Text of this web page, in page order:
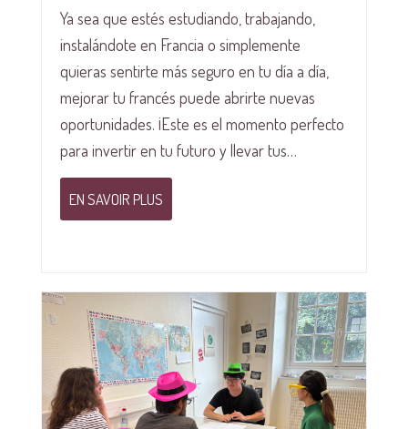
Ya sea que estés estudiando, trabajando,
instalándote en Francia o simplemente
quieras sentirte más seguro en tu día a día,
mejorar tu francés puede abrirte nuevas
oportunidades. ¡Este es el momento perfecto
para invertir en tu futuro y llevar tus…
EN SAVOIR PLUS